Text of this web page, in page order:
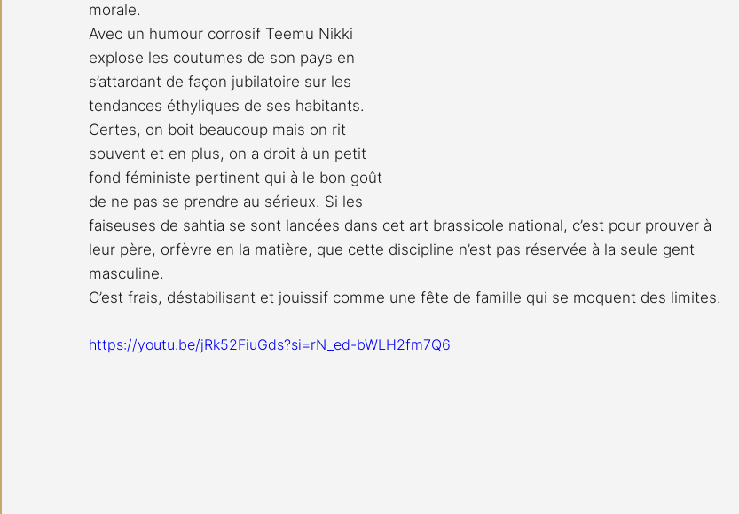
morale.
Avec un humour corrosif Teemu Nikki
explose les coutumes de son pays en
s’attardant de façon jubilatoire sur les
tendances éthyliques de ses habitants.
Certes, on boit beaucoup mais on rit
souvent et en plus, on a droit à un petit
fond féministe pertinent qui à le bon goût
de ne pas se prendre au sérieux. Si les
faiseuses de sahtia se sont lancées dans cet art brassicole national, c’est pour prouver à
leur père, orfèvre en la matière, que cette discipline n’est pas réservée à la seule gent
masculine.
C’est frais, déstabilisant et jouissif comme une fête de famille qui se moquent des limites.
https://youtu.be/jRk52FiuGds?si=rN_ed-bWLH2fm7Q6